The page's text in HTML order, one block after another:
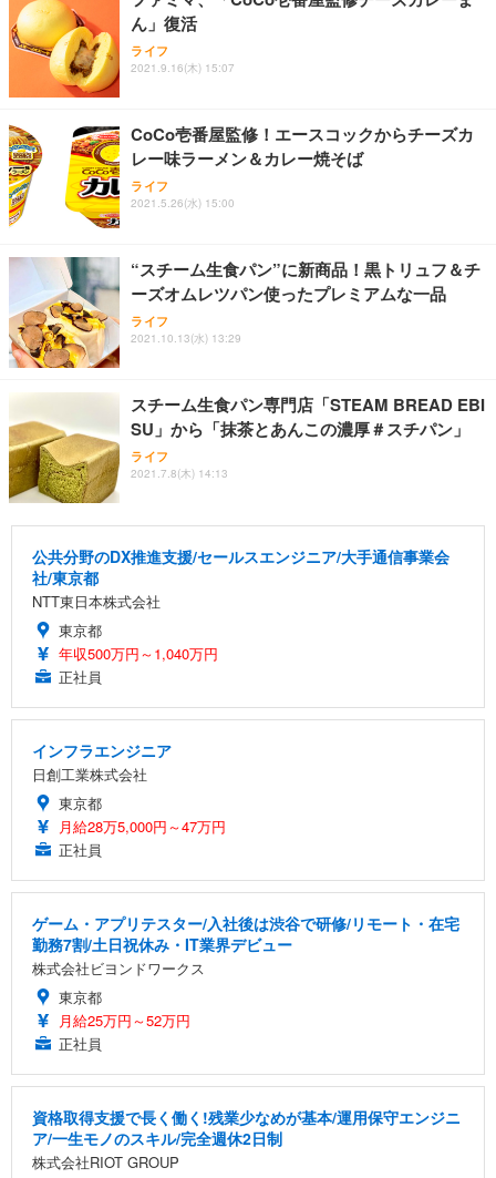
ん」復活
ライフ
2021.9.16(木) 15:07
CoCo壱番屋監修！エースコックからチーズカ
レー味ラーメン＆カレー焼そば
ライフ
2021.5.26(水) 15:00
“スチーム生食パン”に新商品！黒トリュフ＆チ
ーズオムレツパン使ったプレミアムな一品
ライフ
2021.10.13(水) 13:29
スチーム生食パン専門店「STEAM BREAD EBI
SU」から「抹茶とあんこの濃厚＃スチパン」
ライフ
2021.7.8(木) 14:13
公共分野のDX推進支援/セールスエンジニア/大手通信事業会
社/東京都
NTT東日本株式会社
東京都
年収500万円～1,040万円
正社員
インフラエンジニア
日創工業株式会社
東京都
月給28万5,000円～47万円
正社員
ゲーム・アプリテスター/入社後は渋谷で研修/リモート・在宅
勤務7割/土日祝休み・IT業界デビュー
株式会社ビヨンドワークス
東京都
月給25万円～52万円
正社員
資格取得支援で長く働く!残業少なめが基本/運用保守エンジニ
ア/一生モノのスキル/完全週休2日制
株式会社RIOT GROUP